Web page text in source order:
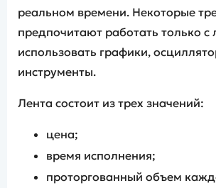
реальном времени. Некоторые
предпочитают работать только с
использовать графики,
инструменты.
Лента состоит из трех значений:
цена;
время исполнения;
проторгованный объем